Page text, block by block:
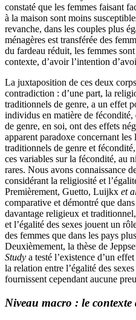
constaté que les femmes faisant
à la maison sont moins
revanche, dans les couples plus
ménagères est transférée des
du fardeau réduit, les femmes
contexte, d’avoir l’intention
La juxtaposition de ces deux
contradiction : d’une part, la
traditionnels de genre, a un effet
individus en matière de fécondité,
de genre, en soi, ont des effets
apparent paradoxe concernant
traditionnels de genre et
ces variables sur la fécondité, au
rares. Nous avons connaissance
considérant la religiosité et
Premièrement, Guetto, Luijkx et
comparative et démontré que
davantage religieux et
et l’égalité des sexes jouent un
des femmes que dans les pays
Deuxièmement, la thèse de
Study a testé l’existence d’un
la relation entre l’égalité des
fournissent cependant aucune
Niveau macro : le contexte